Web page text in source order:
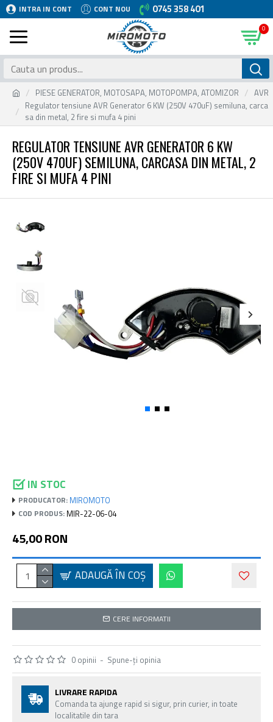
INTRA IN CONT CONT NOU 0745 358 401
0
PIESE GENERATOR, MOTOSAPA, MOTOPOMPA, ATOMIZOR
AVR
Regulator tensiune AVR Generator 6 KW (250V 470uF) semiluna, carca
sa din metal, 2 fire si mufa 4 pini
REGULATOR TENSIUNE AVR GENERATOR 6 KW
(250V 470UF) SEMILUNA, CARCASA DIN METAL, 2
FIRE SI MUFA 4 PINI
IN STOC
PRODUCATOR: MIROMOTO
COD PRODUS: MIR-22-06-04
0 opinii - Spune-ţi opinia
45,00 RON
ADAUGĂ ÎN COŞ
CERE INFORMATII
LIVRARE RAPIDA
Comanda ta ajunge rapid si sigur, prin curier, in toate
localitatile din tara